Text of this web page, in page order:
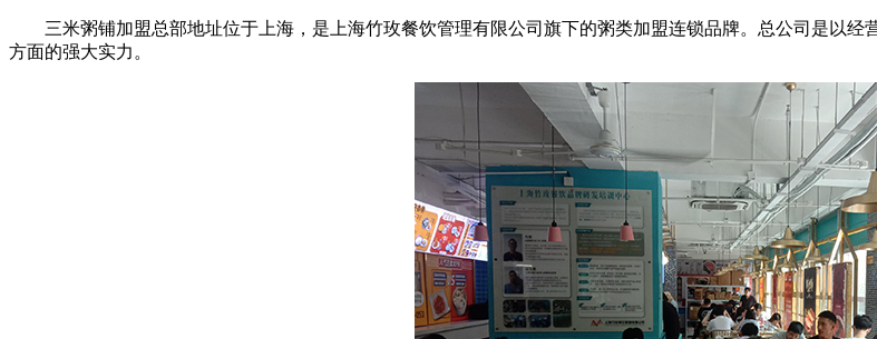
三米粥铺加盟总部地址位于上海，是上海竹玫餐饮管理有限公司旗下的粥类加盟连锁品牌。总公司是以经
方面的强大实力。